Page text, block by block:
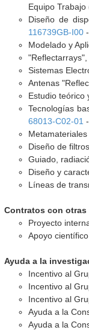
Equipo Trabajo
Diseño de
116739GB-I00
Modelado y
Sistemas
Antenas
Estudio teórico
Tecnologías
68013-C02-01
Diseño de
Guiado,
Diseño y
Líneas de
Contratos con otras
Proyecto
Apoyo
Ayuda a la
Incentivo al
Incentivo al
Incentivo al
Ayuda a la
Ayuda a la